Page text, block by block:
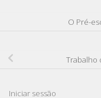
O Pré-
Trabalho
Iniciar sessão